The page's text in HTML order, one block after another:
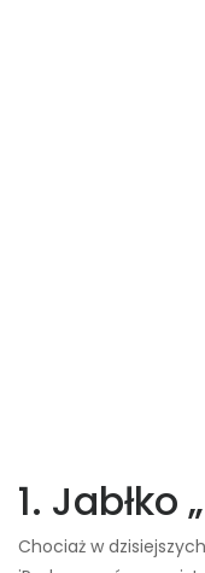
1. Jabłko
Chociaż w